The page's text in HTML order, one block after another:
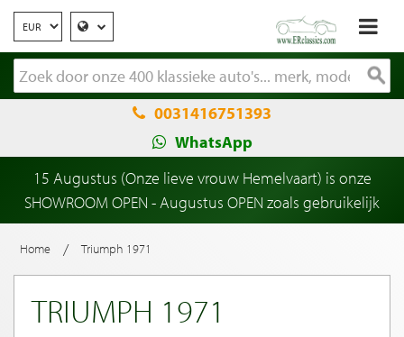
0031416751393
WhatsApp
15 Augustus (Onze lieve vrouw Hemelvaart) is onze
SHOWROOM OPEN - Augustus OPEN zoals gebruikelijk
Home / Triumph 1971
TRIUMPH 1971